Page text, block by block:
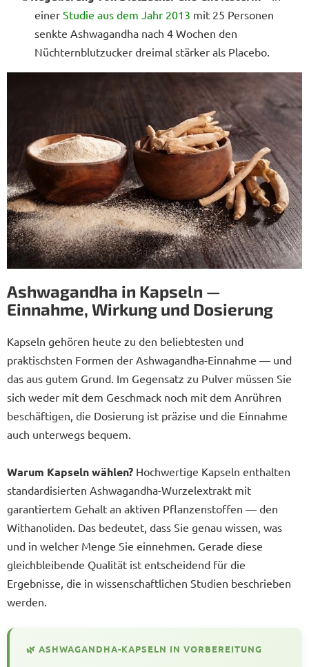
einer Studie aus dem Jahr 2013 mit 25 Personen
senkte Ashwagandha nach 4 Wochen den
Nüchternblutzucker dreimal stärker als Placebo.
Ashwagandha in Kapseln —
Einnahme, Wirkung und Dosierung
Kapseln gehören heute zu den beliebtesten und
praktischsten Formen der Ashwagandha-Einnahme — und
das aus gutem Grund. Im Gegensatz zu Pulver müssen Sie
sich weder mit dem Geschmack noch mit dem Anrühren
beschäftigen, die Dosierung ist präzise und die Einnahme
auch unterwegs bequem.
Warum Kapseln wählen? Hochwertige Kapseln enthalten
standardisierten Ashwagandha-Wurzelextrakt mit
garantiertem Gehalt an aktiven Pflanzenstoffen — den
Withanoliden. Das bedeutet, dass Sie genau wissen, was
und in welcher Menge Sie einnehmen. Gerade diese
gleichbleibende Qualität ist entscheidend für die
Ergebnisse, die in wissenschaftlichen Studien beschrieben
werden.
🌿 ASHWAGANDHA-KAPSELN IN VORBEREITUNG